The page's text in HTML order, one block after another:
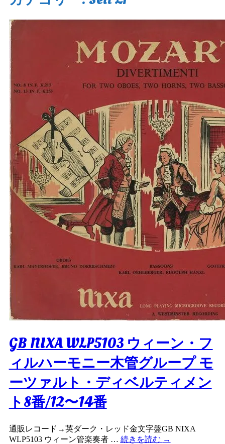
GB NIXA WLP5103 ウィーン・フ
ィルハーモニー木管グループ モ
ーツァルト・ディベルティメン
ト8番/12〜14番
通販レコード→英ダーク・レッド金文字盤GB NIXA
WLP5103 ウィーン管楽奏者 … 続きを読む →